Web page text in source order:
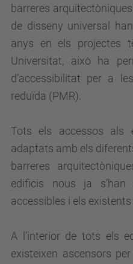
barreres
de disseny universal
anys en els projectes
Universitat, això ha
d’accessibilitat per a
reduïda (PMR).
Tots els accessos als
adaptats amb els
barreres
edificis nous ja s’han
accessibles i els existents
A l’interior de tots els
existeixen ascensors